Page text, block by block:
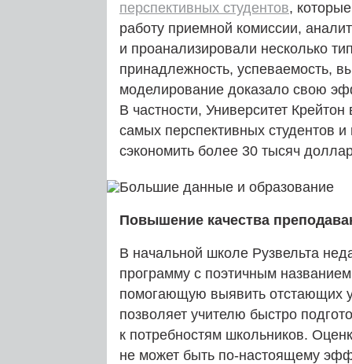
перспективных студентов,
работу приемной комиссии,
и проанализировали несколько
принадлежность, успеваемость,
моделирование доказало свою
В частности, Университет
самых перспективных студентов
сэкономить более 30 тысяч
Повышение качества
В начальной школе Рузвельта
программу с поэтичным
помогающую выявить отстающих
позволяет учителю быстро
к потребностям школьников.
не может быть по-настоящему